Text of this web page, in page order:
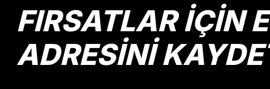
FIRSATLAR İÇİN
ADRESİNİ